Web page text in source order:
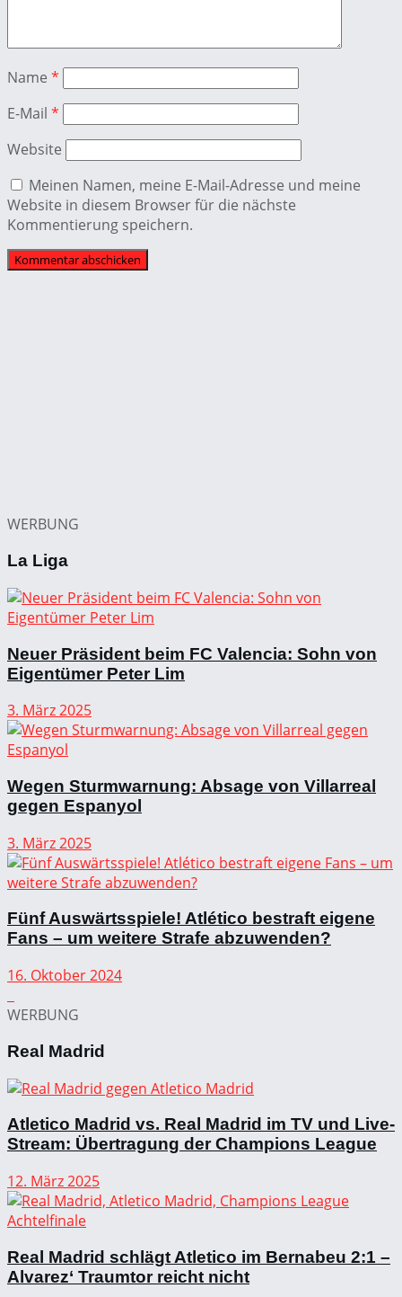
Name *
E-Mail *
Website
Meinen Namen, meine E-Mail-Adresse und meine
Website in diesem Browser für die nächste
Kommentierung speichern.
WERBUNG
La Liga
Neuer Präsident beim FC Valencia: Sohn von
Eigentümer Peter Lim
3. März 2025
Wegen Sturmwarnung: Absage von Villarreal
gegen Espanyol
3. März 2025
Fünf Auswärtsspiele! Atlético bestraft eigene
Fans – um weitere Strafe abzuwenden?
16. Oktober 2024
WERBUNG
Real Madrid
Atletico Madrid vs. Real Madrid im TV und Live-
Stream: Übertragung der Champions League
12. März 2025
Real Madrid schlägt Atletico im Bernabeu 2:1 –
Alvarez‘ Traumtor reicht nicht